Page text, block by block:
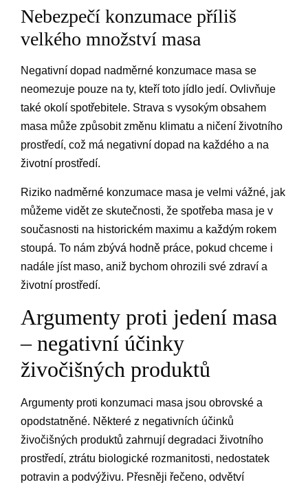
Nebezpečí konzumace příliš
velkého množství masa
Negativní dopad nadměrné konzumace masa se
neomezuje pouze na ty, kteří toto jídlo jedí. Ovlivňuje
také okolí spotřebitele. Strava s vysokým obsahem
masa může způsobit změnu klimatu a ničení životního
prostředí, což má negativní dopad na každého a na
životní prostředí.
Riziko nadměrné konzumace masa je velmi vážné, jak
můžeme vidět ze skutečnosti, že spotřeba masa je v
současnosti na historickém maximu a každým rokem
stoupá. To nám zbývá hodně práce, pokud chceme i
nadále jíst maso, aniž bychom ohrozili své zdraví a
životní prostředí.
Argumenty proti jedení masa
– negativní účinky
živočišných produktů
Argumenty proti konzumaci masa jsou obrovské a
opodstatněné. Některé z negativních účinků
živočišných produktů zahrnují degradaci životního
prostředí, ztrátu biologické rozmanitosti, nedostatek
potravin a podvýživu. Přesněji řečeno, odvětví